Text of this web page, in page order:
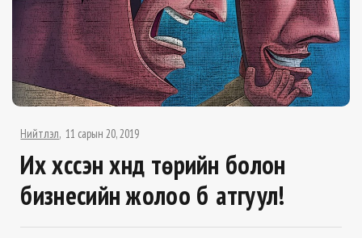
Нийтлэл 11 сарын 20, 2019
Их хүссэн хүнд төрийн болон
бизнесийн жолоо бүү атгуул!